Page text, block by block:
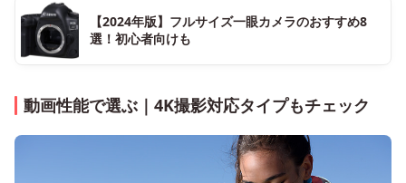
【2024年版】フルサイズ一眼カメラのおすすめ8
選！初心者向けも
動画性能で選ぶ｜4K撮影対応タイプもチェック